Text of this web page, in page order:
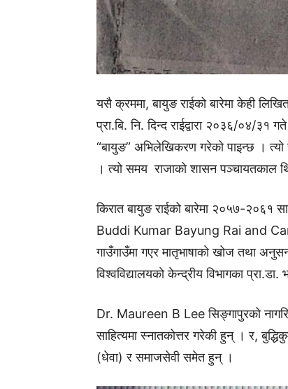
यसै क्रममा, बायुङ राईको बारेमा केही
प्रा.बि. नि. दिन्द राईद्वारा २०३६/०४/३१
“बायुङ” अभिलेखिकरण गरेको पाइन्छ ।
। त्यो समय राजाको शासन पञ्चायतकाल
किरात बायुङ राईको बारेमा २०५७-
Buddi Kumar Bayung Rai and
गाउँगाउँमा गएर मातृभाषाकाे खोज तथा
विश्वविद्यालयकाे केन्द्रीय विभागका
Dr. Maureen B Lee सिङ्गापुरको
साहित्यमा स्नातकोत्तर गरेकी हुन् । र,
(धेवा) र समाजसेवी समेत हुन् ।